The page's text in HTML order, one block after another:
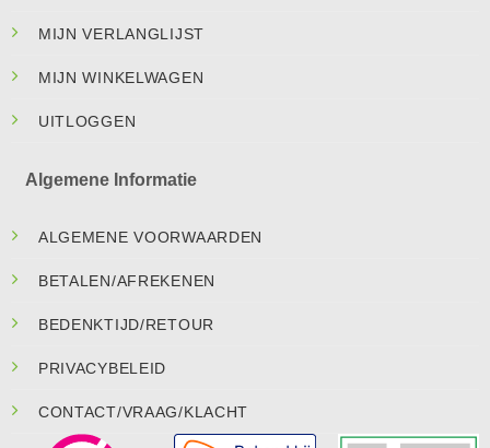
MIJN VERLANGLIJST
MIJN WINKELWAGEN
UITLOGGEN
Algemene Informatie
ALGEMENE VOORWAARDEN
BETALEN/AFREKENEN
BEDENKTIJD/RETOUR
PRIVACYBELEID
CONTACT/VRAAG/KLACHT